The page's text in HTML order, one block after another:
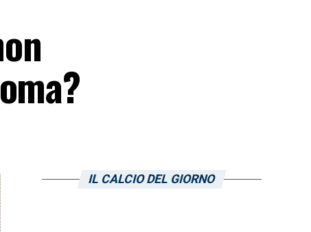
IL CALCIO DEL GIORNO